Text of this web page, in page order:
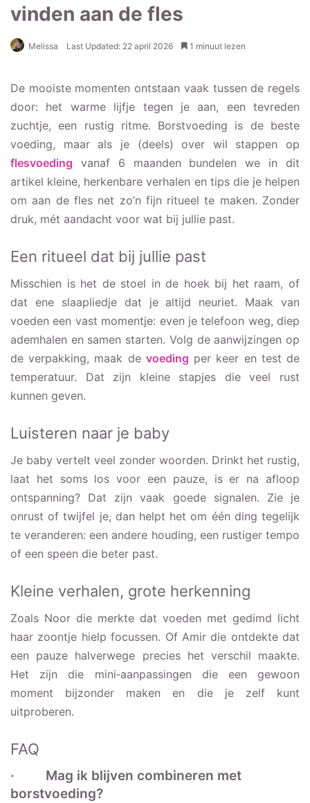
vinden aan de fles
Melissa Last Updated: 22 april 2026 1 minuut lezen
De mooiste momenten ontstaan vaak tussen de regels
door: het warme lijfje tegen je aan, een tevreden
zuchtje, een rustig ritme. Borstvoeding is de beste
voeding, maar als je (deels) over wil stappen op
flesvoeding vanaf 6 maanden bundelen we in dit
artikel kleine, herkenbare verhalen en tips die je helpen
om aan de fles net zo’n fijn ritueel te maken. Zonder
druk, mét aandacht voor wat bij jullie past.
Een ritueel dat bij jullie past
Misschien is het de stoel in de hoek bij het raam, of
dat ene slaapliedje dat je altijd neuriet. Maak van
voeden een vast momentje: even je telefoon weg, diep
ademhalen en samen starten. Volg de aanwijzingen op
de verpakking, maak de voeding per keer en test de
temperatuur. Dat zijn kleine stapjes die veel rust
kunnen geven.
Luisteren naar je baby
Je baby vertelt veel zonder woorden. Drinkt het rustig,
laat het soms los voor een pauze, is er na afloop
ontspanning? Dat zijn vaak goede signalen. Zie je
onrust of twijfel je, dan helpt het om één ding tegelijk
te veranderen: een andere houding, een rustiger tempo
of een speen die beter past.
Kleine verhalen, grote herkenning
Zoals Noor die merkte dat voeden met gedimd licht
haar zoontje hielp focussen. Of Amir die ontdekte dat
een pauze halverwege precies het verschil maakte.
Het zijn die mini‑aanpassingen die een gewoon
moment bijzonder maken en die je zelf kunt
uitproberen.
FAQ
· Mag ik blijven combineren met
borstvoeding?